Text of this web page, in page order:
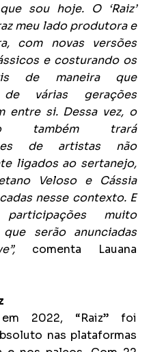
sou hoje. O ‘Raiz’
meu lado produtora e
com novas versões
e costurando os
de maneira que
de várias gerações
entre si. Dessa vez, o
também trará
de artistas não
ligados ao sertanejo,
Veloso e Cássia
nesse contexto. E
participações muito
serão anunciadas
comenta Lauana
em 2022, “Raiz” foi
nas plataformas